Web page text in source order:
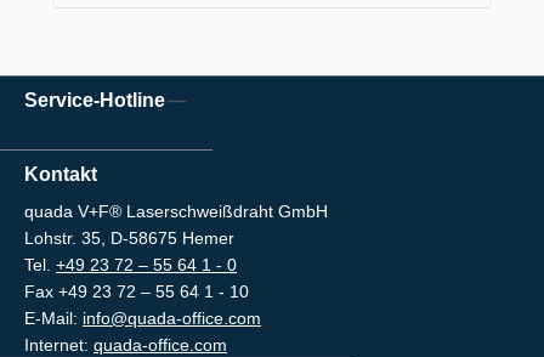
Service-Hotline
Kontakt
quada V+F® Laserschweißdraht GmbH
Lohstr. 35, D-58675 Hemer
Tel. +49 23 72 – 55 64 1 - 0
Fax +49 23 72 – 55 64 1 - 10
E-Mail: info@quada-office.com
Internet: quada-office.com